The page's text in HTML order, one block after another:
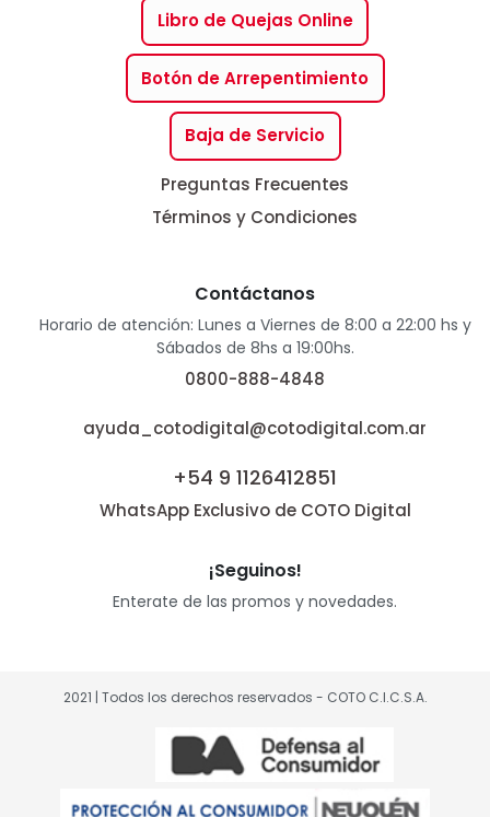
Libro de Quejas Online
Botón de Arrepentimiento
Baja de Servicio
Preguntas Frecuentes
Términos y Condiciones
Contáctanos
Horario de atención: Lunes a Viernes de 8:00 a 22:00 hs y
Sábados de 8hs a 19:00hs.
0800-888-4848
ayuda_cotodigital@cotodigital.com.ar
+54 9 1126412851
WhatsApp Exclusivo de COTO Digital
¡Seguinos!
Enterate de las promos y novedades.
2021 | Todos los derechos reservados - COTO C.I.C.S.A.